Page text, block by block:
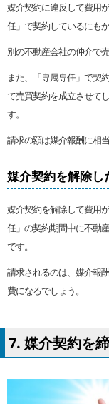
媒介契約に違反して費用
任」で契約しているにもか
別の不動産会社の仲介で
また、「専属専任」で契
て売買契約を成立させて
す。
請求の額は媒介報酬に相
媒介契約を解除し
媒介契約を解除して費用
任」の契約期間中に不動
です。
請求されるのは、媒介報
費になるでしょう。
7. 媒介契約を